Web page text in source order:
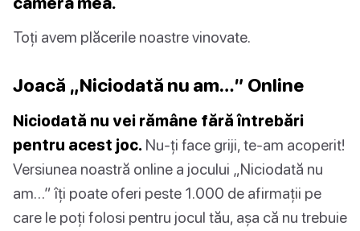
Toți avem plăcerile noastre vinovate.
Joacă „Niciodată nu am…” Online
Niciodată nu vei rămâne fără întrebări
pentru acest joc. Nu-ți face griji, te-am acoperit!
Versiunea noastră online a jocului „Niciodată nu
am…” îți poate oferi peste 1.000 de afirmații pe
care le poți folosi pentru jocul tău, așa că nu trebuie